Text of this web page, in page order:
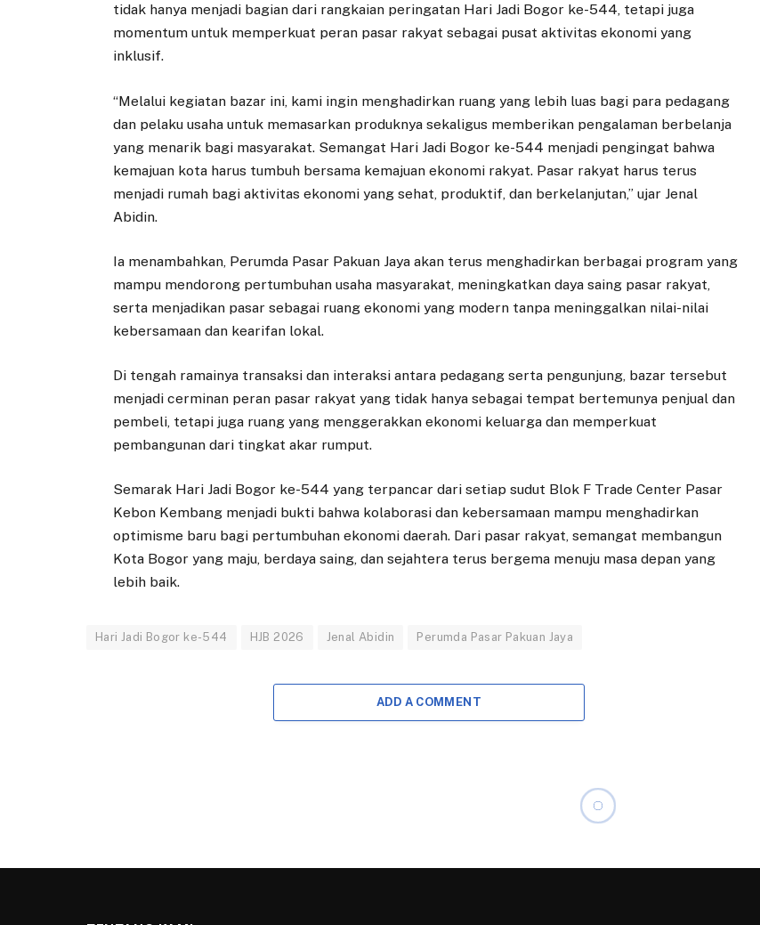
tidak hanya menjadi bagian dari rangkaian peringatan Hari Jadi Bogor ke-544, tetapi juga
momentum untuk memperkuat peran pasar rakyat sebagai pusat aktivitas ekonomi yang
inklusif.
“Melalui kegiatan bazar ini, kami ingin menghadirkan ruang yang lebih luas bagi para pedagang
dan pelaku usaha untuk memasarkan produknya sekaligus memberikan pengalaman berbelanja
yang menarik bagi masyarakat. Semangat Hari Jadi Bogor ke-544 menjadi pengingat bahwa
kemajuan kota harus tumbuh bersama kemajuan ekonomi rakyat. Pasar rakyat harus terus
menjadi rumah bagi aktivitas ekonomi yang sehat, produktif, dan berkelanjutan,” ujar Jenal
Abidin.
Ia menambahkan, Perumda Pasar Pakuan Jaya akan terus menghadirkan berbagai program yang
mampu mendorong pertumbuhan usaha masyarakat, meningkatkan daya saing pasar rakyat,
serta menjadikan pasar sebagai ruang ekonomi yang modern tanpa meninggalkan nilai-nilai
kebersamaan dan kearifan lokal.
Di tengah ramainya transaksi dan interaksi antara pedagang serta pengunjung, bazar tersebut
menjadi cerminan peran pasar rakyat yang tidak hanya sebagai tempat bertemunya penjual dan
pembeli, tetapi juga ruang yang menggerakkan ekonomi keluarga dan memperkuat
pembangunan dari tingkat akar rumput.
Semarak Hari Jadi Bogor ke-544 yang terpancar dari setiap sudut Blok F Trade Center Pasar
Kebon Kembang menjadi bukti bahwa kolaborasi dan kebersamaan mampu menghadirkan
optimisme baru bagi pertumbuhan ekonomi daerah. Dari pasar rakyat, semangat membangun
Kota Bogor yang maju, berdaya saing, dan sejahtera terus bergema menuju masa depan yang
lebih baik.
Hari Jadi Bogor ke-544 HJB 2026 Jenal Abidin Perumda Pasar Pakuan Jaya
ADD A COMMENT
PNM Kembali
Catat Sejarah,
Terbitkan Orange
Pemberdayaan
Perempuan
1 JULI 2025
Madani (PNM)
menorehkan langkah
bersejarah di pasar
Pembongkaran
Pasar Bogor
Berjalan, 800 PKL
13 FEBRUARI 2026
BOGOR –
Pembongkaran
dilakukan secara
bertahap dan akan